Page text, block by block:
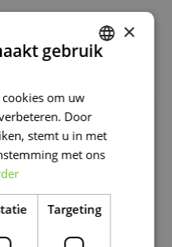
laag geprijsd
×
gebruik
om uw
Door
stemt u in met
met ons
Targeting